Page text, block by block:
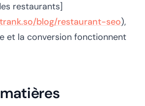
restaurants]
blog/restaurant-seo),
et la conversion fonctionnent